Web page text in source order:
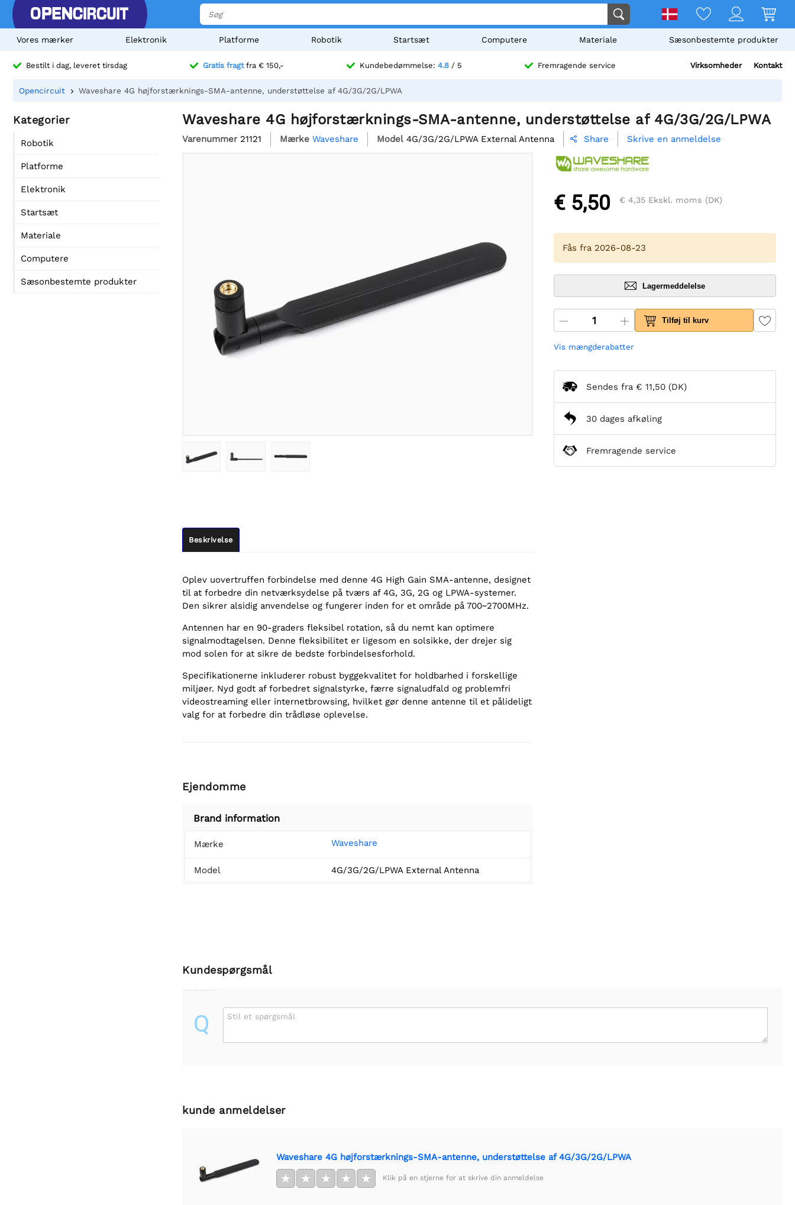
Vores mærker Elektronik Platforme Robotik Startsæt Computere Materiale Sæsonbestemte produkter
Bestilt i dag, leveret tirsdag Gratis fragtfra € 150,- Kundebedømmelse: 4.8 / 5 Fremragende service Virksomheder Kontakt
Opencircuit Waveshare 4G højforstærknings-SMA-antenne, understøttelse af 4G/3G/2G/LPWA
Kategorier
Robotik
Platforme
Elektronik
Startsæt
Materiale
Computere
Sæsonbestemte produkter
Waveshare 4G højforstærknings-SMA-antenne, understøttelse af 4G/3G/2G/LPWA
Varenummer 21121 Mærke Waveshare Model 4G/3G/2G/LPWA External Antenna  Share Skrive en anmeldelse
Beskrivelse
Oplev uovertruffen forbindelse med denne 4G High Gain SMA-antenne, designet
til at forbedre din netværksydelse på tværs af 4G, 3G, 2G og LPWA-systemer.
Den sikrer alsidig anvendelse og fungerer inden for et område på 700~2700MHz.
Antennen har en 90-graders fleksibel rotation, så du nemt kan optimere
signalmodtagelsen. Denne fleksibilitet er ligesom en solsikke, der drejer sig
mod solen for at sikre de bedste forbindelsesforhold.
Specifikationerne inkluderer robust byggekvalitet for holdbarhed i forskellige
miljøer. Nyd godt af forbedret signalstyrke, færre signaludfald og problemfri
videostreaming eller internetbrowsing, hvilket gør denne antenne til et pålideligt
valg for at forbedre din trådløse oplevelse.
Ejendomme
Brand information
Mærke Waveshare
Model 4G/3G/2G/LPWA External Antenna
€ 5,50 € 4,35 Ekskl. moms (DK)
Fås fra 2026-08-23
Lagermeddelelse
Tilføj til kurv
Vis mængderabatter
Sendes fra € 11,50 (DK)
30 dages afkøling
Fremragende service
Kundespørgsmål
Q Stil et spørgsmål
kunde anmeldelser
Waveshare 4G højforstærknings-SMA-antenne, understøttelse af 4G/3G/2G/LPWA
★ ★ ★ ★ ★ Klik på en stjerne for at skrive din anmeldelse